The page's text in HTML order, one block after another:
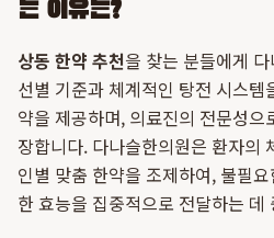
는 이유는?
상동 한약 추천을 찾는 분들에게
선별 기준과 체계적인 탕전 시스
약을 제공하며, 의료진의 전문성으
장합니다. 다나슬한의원은 환자의
인별 맞춤 한약을 조제하여, 불필
한 효능을 집중적으로 전달하는 데